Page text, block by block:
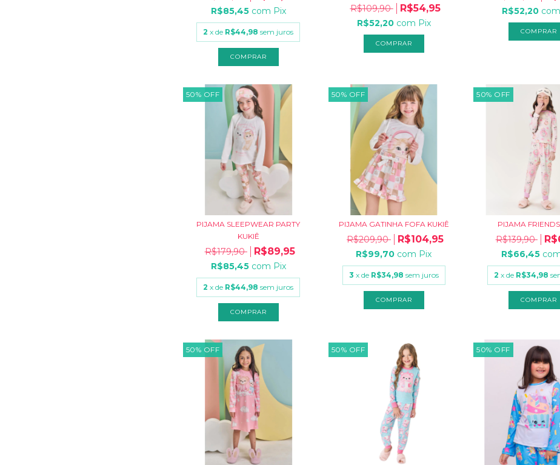
R$85,45 com Pix
2 x de R$44,98 sem juros
COMPRAR
R$109,90 R$54,95
R$52,20 com Pix
COMPRAR
R$52,20 com
COMPRAR
50% OFF
PIJAMA SLEEPWEAR PARTY
KUKIÊ
R$179,90 R$89,95
R$85,45 com Pix
2 x de R$44,98 sem juros
COMPRAR
50% OFF
PIJAMA GATINHA FOFA KUKIÊ
R$209,90 R$104,95
R$99,70 com Pix
3 x de R$34,98 sem juros
COMPRAR
50% OFF
PIJAMA
R$139,90
R$66,45
2 x de R$34,98
COMPRAR
50% OFF 50% OFF 50% OFF